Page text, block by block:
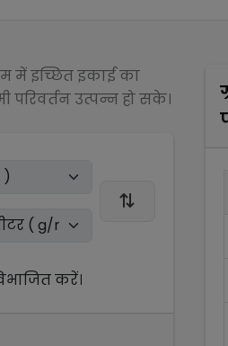
में इच्छित इकाई का
उत्पन्न हो सके।
करें।